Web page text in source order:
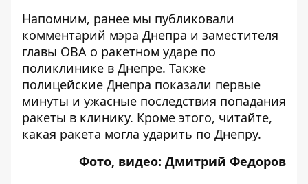
Напомним, ранее мы публиковали
комментарий мэра Днепра и заместителя
главы ОВА о ракетном ударе по
поликлинике в Днепре. Также
полицейские Днепра показали первые
минуты и ужасные последствия попадания
ракеты в клинику. Кроме этого, читайте,
какая ракета могла ударить по Днепру.
Фото, видео: Дмитрий Федоров